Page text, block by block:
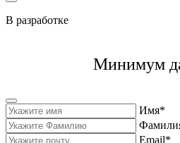
В разработке
Минимум
Имя*
Email*